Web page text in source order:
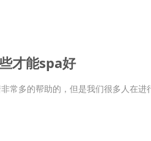
才能spa好
常多的帮助的，但是我们很多人在